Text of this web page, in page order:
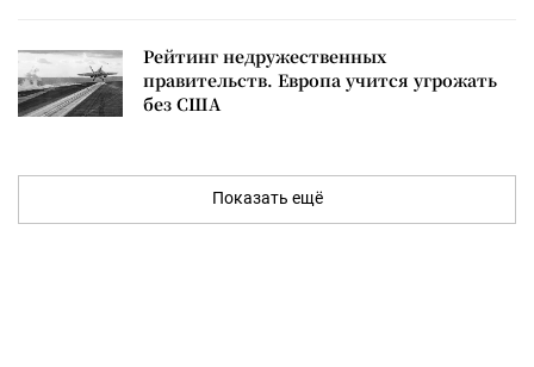
Рейтинг недружественных
правительств. Европа учится угрожать
без США
Показать ещё